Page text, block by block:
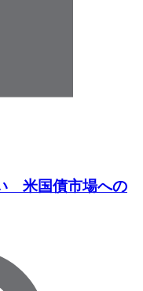
米国債市場への